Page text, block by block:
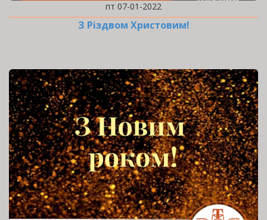
пт 07-01-2022
З Різдвом Христовим!